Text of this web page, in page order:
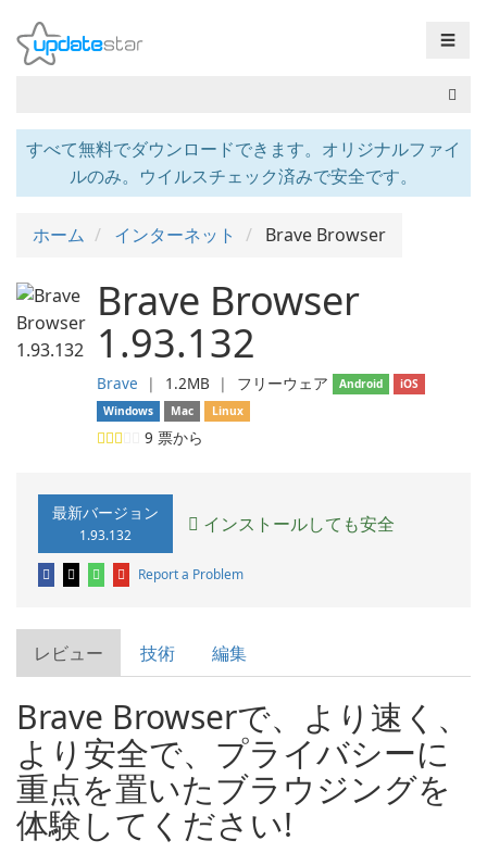
☰
すべて無料でダウンロードできます。オリジナルファイ
ルのみ。ウイルスチェック済みで安全です。
ホーム インターネット Brave Browser
Brave Browser
1.93.132
Brave ❘ 1.2MB ❘ フリーウェア Android
iOS
Windows
Mac Linux
9 票から
最新バージョン
1.93.132 インストールしても安全
Report a Problem
レビュー 技術 編集
Brave Browserで、より速く、
より安全で、プライバシーに
重点を置いたブラウジングを
体験してください!